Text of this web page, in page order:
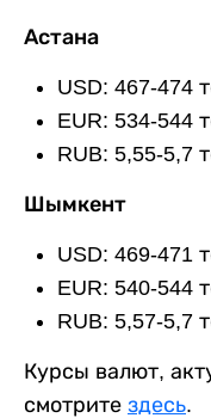
Астана
USD: 467-474
EUR: 534-544
RUB: 5,55-5,7
Шымкент
USD: 469-471
EUR: 540-544
RUB: 5,57-5,7
Курсы валют,
смотрите здесь.